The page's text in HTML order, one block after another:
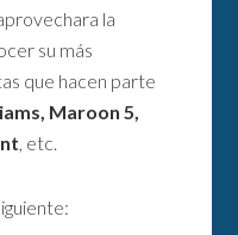
la
su más
que hacen parte
Maroon 5,
, etc.